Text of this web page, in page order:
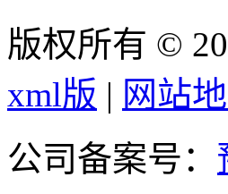
版权所有 ©
xml版 | 网站
公司备案号：